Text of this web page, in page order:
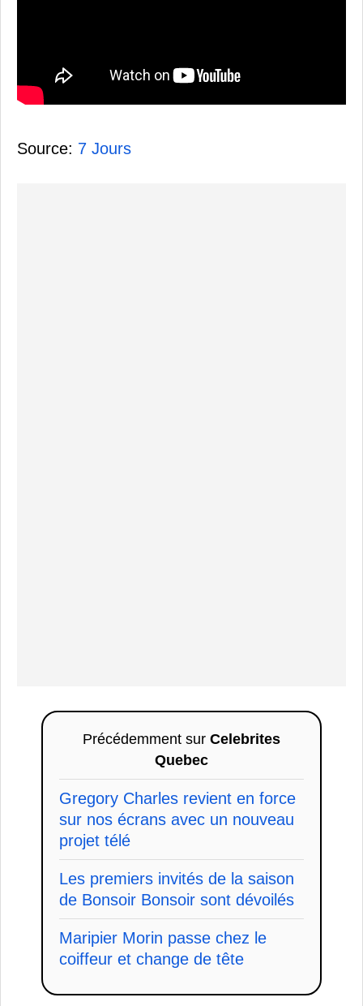
Source: 7 Jours
Précédemment sur Celebrites
Quebec
Gregory Charles revient en force
sur nos écrans avec un nouveau
projet télé
Les premiers invités de la saison
de Bonsoir Bonsoir sont dévoilés
Maripier Morin passe chez le
coiffeur et change de tête